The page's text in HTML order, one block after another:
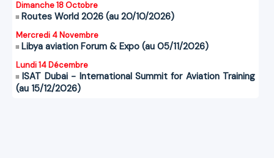
Dimanche 18 Octobre
Routes World 2026 (au 20/10/2026)
Mercredi 4 Novembre
Libya aviation Forum & Expo (au 05/11/2026)
Lundi 14 Décembre
ISAT Dubai - International Summit for Aviation Training
(au 15/12/2026)